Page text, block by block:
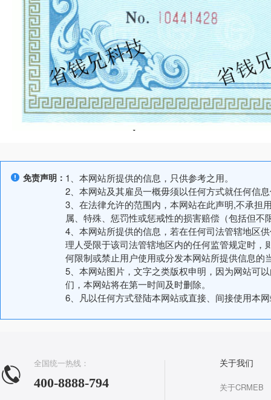
免责声明： 1、本网站所提供的信息，只供参考之用。
2、本网站及其雇员一概毋须以任何方式就任何信
3、在法律允许的范围内，本网站在此声明,不承担
属、特殊、惩罚性或惩戒性的损害赔偿（包括但
4、本网站所提供的信息，若在任何司法管辖地区
理人受限于该司法管辖地区内的任何监管规定时
何限制或禁止用户使用或分发本网站所提供信息的
5、本网站图片，文字之类版权申明，因为网站可
们，本网站将在第一时间及时删除。
6、凡以任何方式登陆本网站或直接、间接使用本
全国统一热线：
400-8888-794
关于我们
关于CRMEB